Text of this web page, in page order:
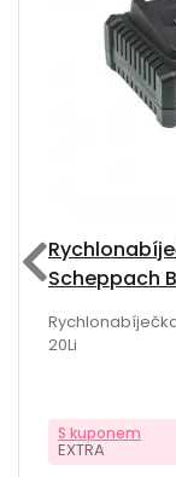
Scheppach
20Li
S kuponem
EXTRA